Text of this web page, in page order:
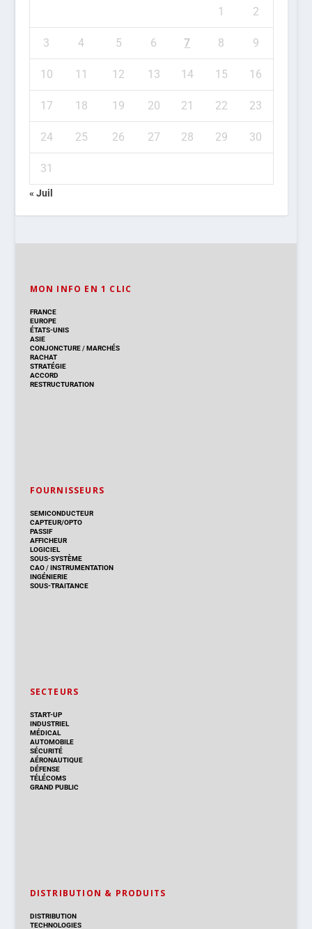
1 2
3 4 5 6 7 8 9
10 11 12 13 14 15 16
17 18 19 20 21 22 23
24 25 26 27 28 29 30
31
« Juil
MON INFO EN 1 CLIC
FRANCE
EUROPE
ÉTATS-UNIS
ASIE
CONJONCTURE/MARCHÉS
RACHAT
STRATÉGIE
ACCORD
RESTRUCTURATION
FOURNISSEURS
SEMICONDUCTEUR
CAPTEUR/OPTO
PASSIF
AFFICHEUR
LOGICIEL
SOUS-SYSTÈME
CAO/INSTRUMENTATION
INGÉNIERIE
SOUS-TRAITANCE
SECTEURS
START-UP
INDUSTRIEL
MÉDICAL
AUTOMOBILE
SÉCURITÉ
AÉRONAUTIQUE
DÉFENSE
TÉLÉCOMS
GRAND PUBLIC
DISTRIBUTION & PRODUITS
DISTRIBUTION
TECHNOLOGIES